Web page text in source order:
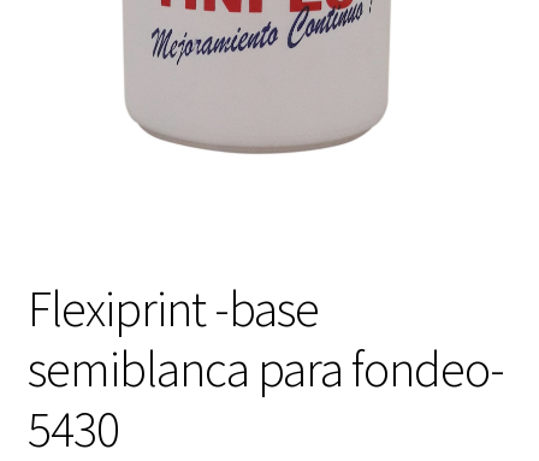
Flexiprint -base
semiblanca para fondeo-
5430